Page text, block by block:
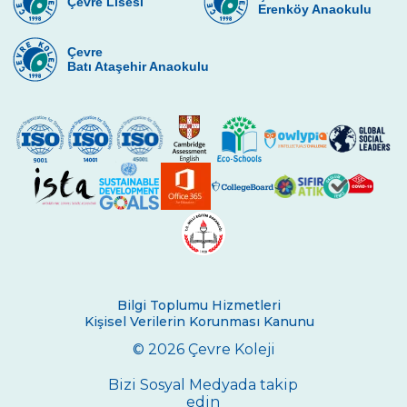
Tamamlandı
29 Ekim Cumhuriyet Bayramı
Dünya Toprak Günü
Kitap Okuma Etkinliği
Gems Yumurtalar
Çevre Anaokulları Veli Akademisi
Öğrencilerimiz Yeni Yıla Hazır
Ayın Ünlüsü Mimar Sinan
Erenköy Anaokulu
Çevre
Batı Ataşehir Anaokulu
Bilgi Toplumu Hizmetleri
Kişisel Verilerin Korunması Kanunu
© 2026 Çevre Koleji
Bizi Sosyal Medyada takip
edin